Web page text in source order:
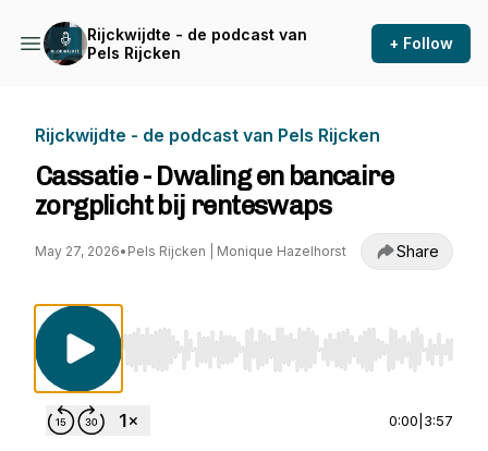
Rijckwijdte - de podcast van
Pels Rijcken
+ Follow
Rijckwijdte - de podcast van Pels Rijcken
Cassatie - Dwaling en bancaire
zorgplicht bij renteswaps
May 27, 2026• Pels Rijcken | Monique Hazelhorst Share
Use Left/Right to seek, Home/End to jump to
0:00 3:57